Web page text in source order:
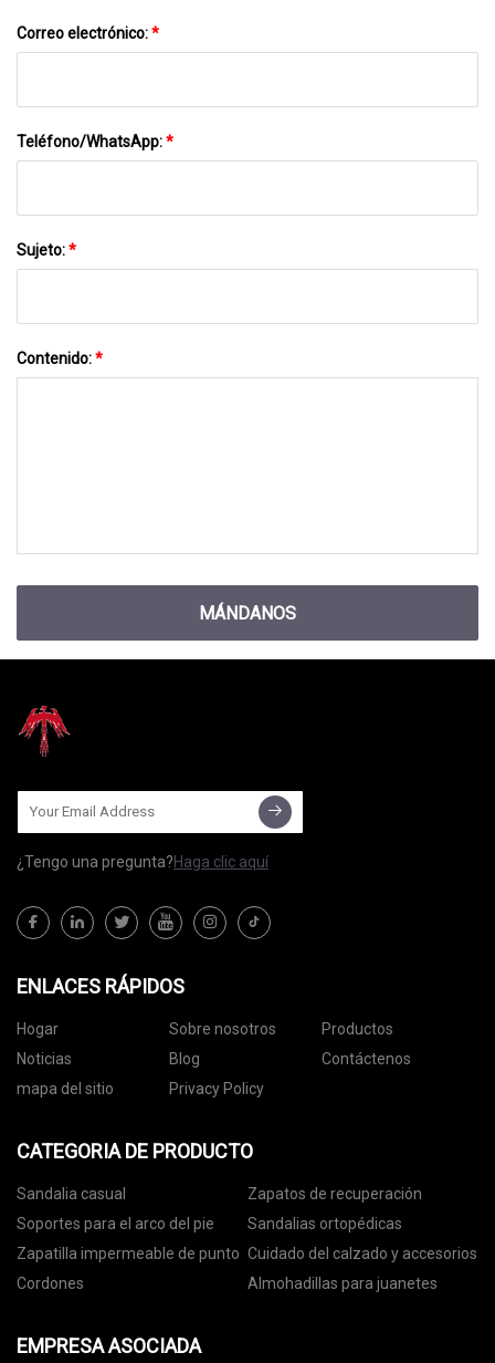
Correo electrónico:*
Teléfono/WhatsApp:*
Sujeto:*
Contenido:*
MÁNDANOS
¿Tengo una pregunta?Haga clic aquí
ENLACES RÁPIDOS
Hogar Sobre nosotros
Productos
Noticias
Blog
Contáctenos
mapa del sitio
Privacy Policy
CATEGORIA DE PRODUCTO
Sandalia casual
Zapatos de recuperación
Soportes para el arco del pie
Sandalias ortopédicas
Zapatilla impermeable de punto Cuidado del calzado y accesorios
Cordones
Almohadillas para juanetes
EMPRESA ASOCIADA